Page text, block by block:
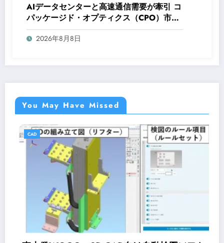
AIデータセンターと高速通信需要が牽引 コ
パッケージド・オプティクス（CPO）市
場、2035年には28億8,700万米ドルへ拡
大予測
2026年8月8日
You May Have Missed
CAD